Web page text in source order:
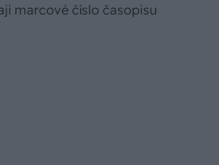
marcové číslo časopisu